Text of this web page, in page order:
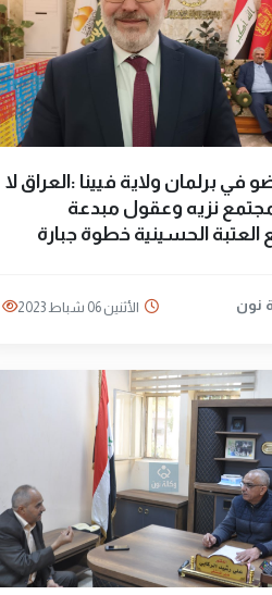
في برلمان ولاية فيينا :العراق لا
بمجتمع نزيه وعقول مبدعة
الحسينية خطوة جبارة
نون الأثنين 06 شباط 2023